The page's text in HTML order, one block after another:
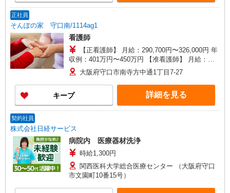
正社員
そんぽの家 守口南/1114ag1
看護師
【正看護師】 月給：290,700円〜326,000円 年
収例：401万円〜450万円 【准看護師】 月給：
265,000円〜300,300円 年収例：365万円〜414万円
【賞与】あり（年2回） ※月給は職務手当、働き
がい向上手当、日祝手当（月平均2回分）等、 毎
月平均的に支払われる手当を含みます。 ◎月給は
経験により異なります。 ◎残業時は別途時間外手
年支給
大阪府守口市南寺方中通1丁目7-27
キープ 詳細を見る
契約社員
株式会社日経サービス
病院内 医療器材洗浄
時給1,300円
関西医科大学総合医療センター （大阪府守口
市文園町10番15号）